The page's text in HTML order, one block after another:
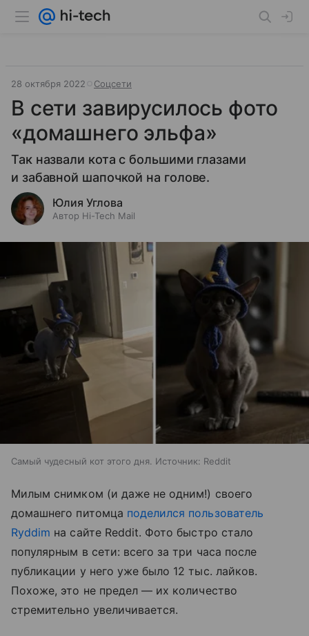
28 октября 2022 Соцсети
В сети завирусилось фото
«домашнего эльфа»
Так назвали кота с большими глазами
и забавной шапочкой на голове.
Юлия Углова
Автор Hi-Tech Mail
Самый чудесный кот этого дня. Источник: Reddit
Милым снимком (и даже не одним!) своего
домашнего питомца поделился пользователь
Ryddim на сайте Reddit. Фото быстро стало
популярным в сети: всего за три часа после
публикации у него уже было 12 тыс. лайков.
Похоже, это не предел— их количество
стремительно увеличивается.